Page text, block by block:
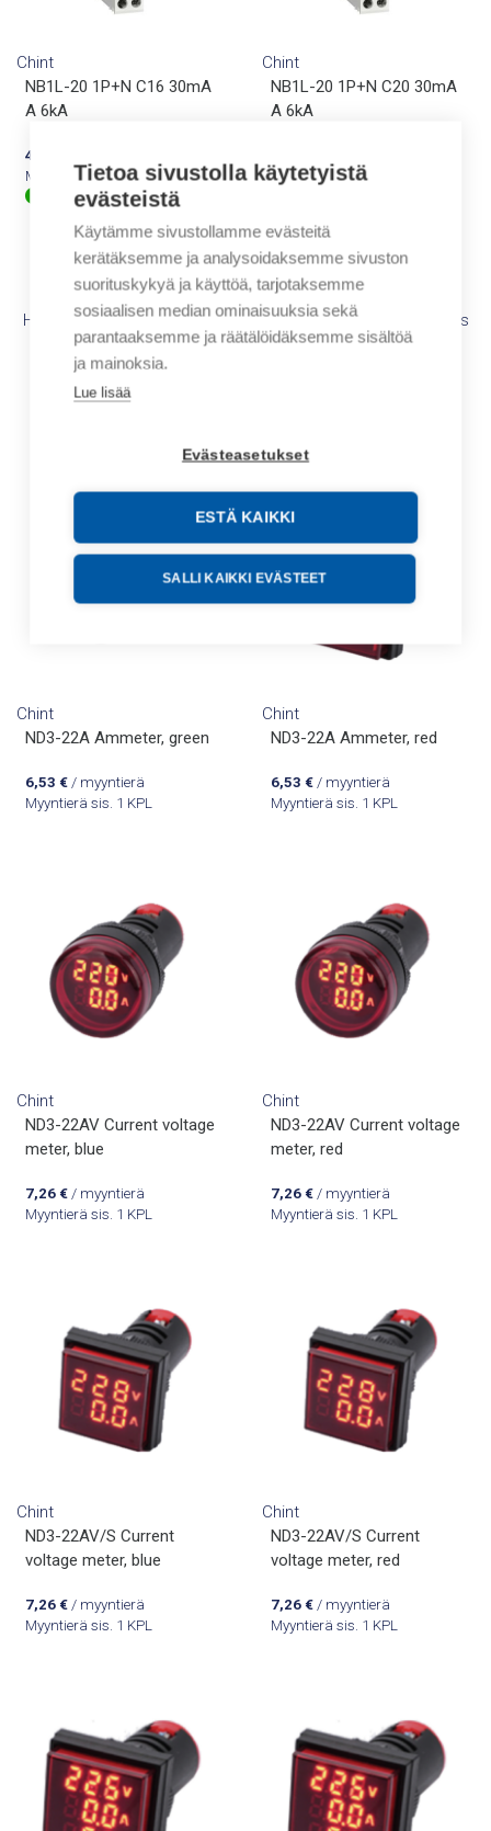
Tietoa sivustolla käytetyistä
evästeistä
Käytämme sivustollamme evästeitä
kerätäksemme ja analysoidaksemme sivuston
suorituskykyä ja käyttöä, tarjotaksemme
sosiaalisen median ominaisuuksia sekä
parantaaksemme ja räätälöidäksemme sisältöä
ja mainoksia.
Lue lisää
Evästeasetukset
ESTÄ KAIKKI
SALLI KAIKKI EVÄSTEET
Chint
NB1L-20 1P+N C16 30mA
A 6kA
46,40
Myyntierä sis. 1 KPL
Varastossa
Chint
NB1L-20 1P+N C20 30mA
A 6kA
Myyntierä sis. 1 KPL
ND3 – LED Merkkivalot 22mm.
Helppo indikointi samalla komponentilla: Virta, jännite, taajuus
ja lämpö.
ND3-sarjan komponentit soveltuvat ohjaus- ja
valvontapaneeleihin, joissa tarvitaan selkeää visuaalista
Chint
ND3-22A Ammeter, green
6,53 €/ myyntierä
Myyntierä sis. 1 KPL
Chint
ND3-22A Ammeter, red
6,53 €/ myyntierä
Myyntierä sis. 1 KPL
Chint
ND3-22AV Current voltage
meter, blue
7,26 €/ myyntierä
Myyntierä sis. 1 KPL
Chint
ND3-22AV Current voltage
meter, red
7,26 €/ myyntierä
Myyntierä sis. 1 KPL
Chint
ND3-22AV/S Current
voltage meter, blue
7,26 €/ myyntierä
Myyntierä sis. 1 KPL
Chint
ND3-22AV/S Current
voltage meter, red
7,26 €/ myyntierä
Myyntierä sis. 1 KPL